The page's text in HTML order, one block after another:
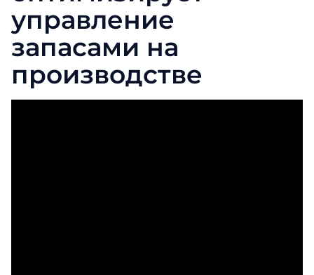
управление
запасами на
производстве